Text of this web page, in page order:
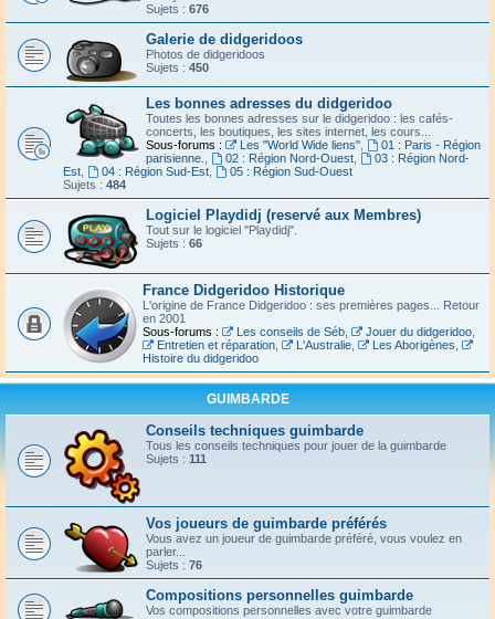
Sujets : 676
Galerie de didgeridoos
Photos de didgeridoos
Sujets : 450
Les bonnes adresses du didgeridoo
Toutes les bonnes adresses sur le didgeridoo : les cafés-
concerts, les boutiques, les sites internet, les cours...
Sous-forums :
Les "World Wide liens",
01 : Paris - Région
parisienne.
02 : Région Nord-Ouest,
03 : Région Nord-
Est
04 : Région Sud-Est,
05 : Région Sud-Ouest
Sujets : 484
Logiciel Playdidj (reservé aux Membres)
Tout sur le logiciel "Playdidj".
Sujets : 66
France Didgeridoo Historique
L'origine de France Didgeridoo : ses premières pages... Retour
en 2001
Sous-forums :
Les conseils de Séb, Jouer du didgeridoo,
Entretien et réparation, L'Australie, Les Aborigènes
Histoire du didgeridoo
GUIMBARDE
Conseils techniques guimbarde
Tous les conseils techniques pour jouer de la guimbarde
Sujets : 111
Vos joueurs de guimbarde préférés
Vous avez un joueur de guimbarde préféré, vous voulez en
parler...
Sujets : 76
Compositions personnelles guimbarde
Vos compositions personnelles avec votre guimbarde